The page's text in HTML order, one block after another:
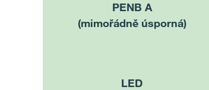
PENB A
(mimořádně úsporná)
LED